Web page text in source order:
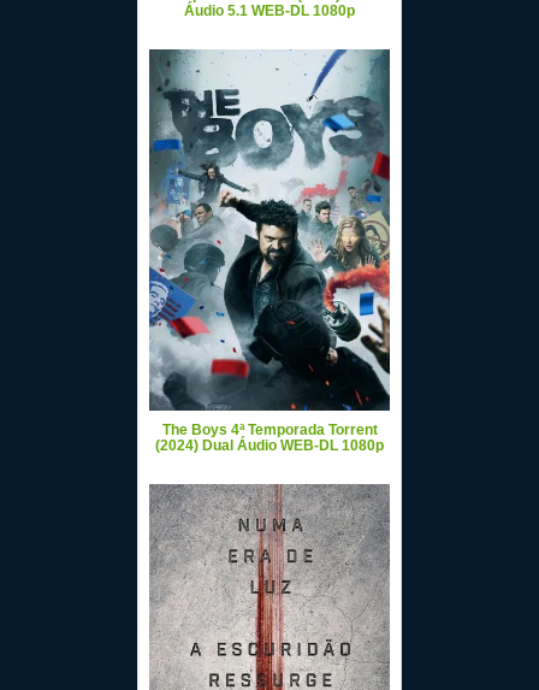
Áudio 5.1 WEB-DL 1080p
The Boys 4ª Temporada Torrent
(2024) Dual Áudio WEB-DL 1080p